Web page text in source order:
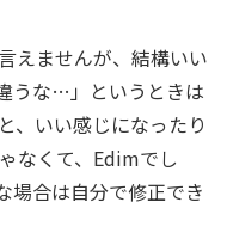
えませんが、結構いい
うな…」というときは
、いい感じになったり
なくて、Edimでし
場合は自分で修正でき